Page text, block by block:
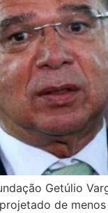
Getúlio
de menos